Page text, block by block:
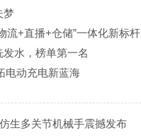
梦
流+直播+仓储”一体化新标杆
水，榜单第一名
电动充电新蓝海
生多关节机械手震撼发布